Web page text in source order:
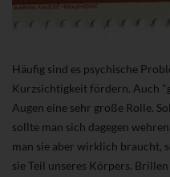
Häufig sind es psychische
Kurzsichtigkeit fördern. Auch
Augen eine sehr große Rolle.
sollte man sich dagegen
man sie aber wirklich braucht,
sie Teil unseres Körpers.